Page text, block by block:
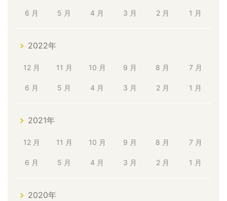
6 月 5 月 4 月 3 月 2 月 1 月
2022年
12 月 11 月 10 月 9 月 8 月 7 月
6 月 5 月 4 月 3 月 2 月 1 月
2021年
12 月 11 月 10 月 9 月 8 月 7 月
6 月 5 月 4 月 3 月 2 月 1 月
2020年